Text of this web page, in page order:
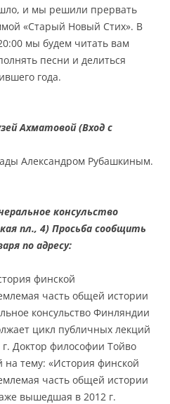
и мы решили прервать
«Старый Новый Стих». В
мы будем читать вам
песни и делиться
года.
Ахматовой (Вход с
Александром Рубашкиным.
консульство
пл., 4) Просьба сообщить
по адресу:
финской
часть общей истории
консульство Финляндии
цикл публичных лекций
Доктор философии Тойво
тему: «История финской
часть общей истории
вышедшая в 2012 г.